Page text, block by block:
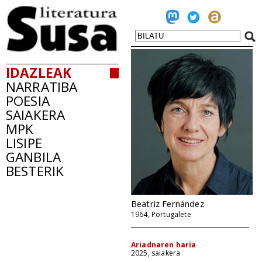
IDAZLEAK
NARRATIBA
POESIA
SAIAKERA
MPK
LISIPE
GANBILA
BESTERIK
Beatriz Fernández
1964, Portugalete
Ariadnaren haria
2025, saiakera